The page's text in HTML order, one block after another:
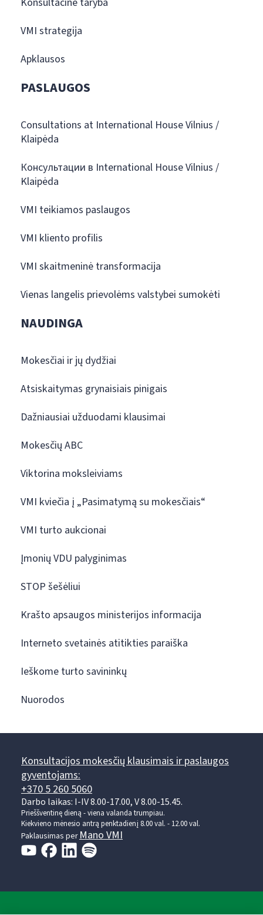
VMI strategija
Apklausos
PASLAUGOS
Consultations at International House Vilnius /
Klaipėda
Консультации в International House Vilnius /
Klaipėda
VMI teikiamos paslaugos
VMI kliento profilis
VMI skaitmeninė transformacija
Vienas langelis prievolėms valstybei sumokėti
NAUDINGA
Mokesčiai ir jų dydžiai
Atsiskaitymas grynaisiais pinigais
Dažniausiai užduodami klausimai
Mokesčių ABC
Viktorina moksleiviams
VMI kviečia į „Pasimatymą su mokesčiais“
VMI turto aukcionai
Įmonių VDU palyginimas
STOP šešėliui
Krašto apsaugos ministerijos informacija
Interneto svetainės atitikties paraiška
Ieškome turto savininkų
Nuorodos
Konsultacijos mokesčių klausimais ir paslaugos
gyventojams:
+370 5 260 5060
Darbo laikas: I-IV 8.00-17.00, V 8.00-15.45.
Prieššventinę dieną - viena valanda trumpiau.
Kiekvieno mėnesio antrą penktadienį 8.00 val. - 12.00 val.
Paklausimas per Mano VMI